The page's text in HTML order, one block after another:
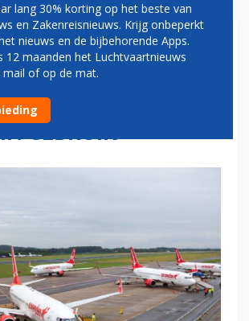
DUTCH AIRLINES
GEBRUIK
lang 30% korting op het beste van
en Zakenreisnieuws. Krijg onbeperkt
nieuws en de bijbehorende Apps.
12 maanden het Luchtvaartnieuws
mail of op de mat.